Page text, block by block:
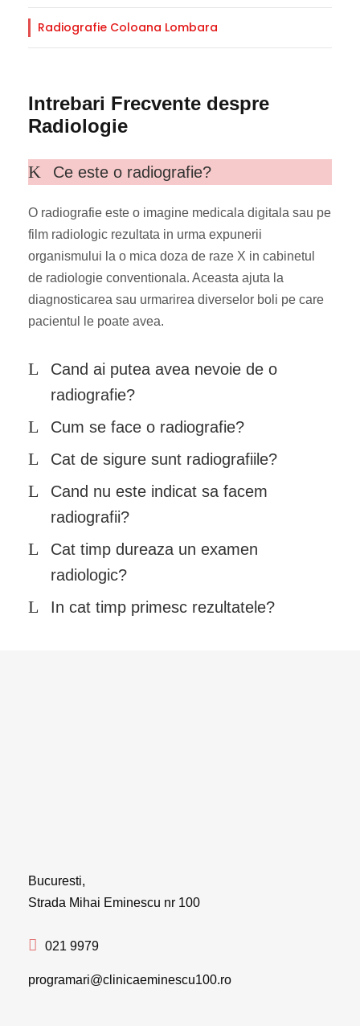
Radiografie Coloana Lombara
Intrebari Frecvente despre
Radiologie
Ce este o radiografie?
O radiografie este o imagine medicala digitala sau pe
film radiologic rezultata in urma expunerii
organismului la o mica doza de raze X in cabinetul
de radiologie conventionala. Aceasta ajuta la
diagnosticarea sau urmarirea diverselor boli pe care
pacientul le poate avea.
Cand ai putea avea nevoie de o
radiografie?
Cum se face o radiografie?
Cat de sigure sunt radiografiile?
Cand nu este indicat sa facem
radiografii?
Cat timp dureaza un examen
radiologic?
In cat timp primesc rezultatele?
Bucuresti,
Strada Mihai Eminescu nr 100
021 9979
programari@clinicaeminescu100.ro